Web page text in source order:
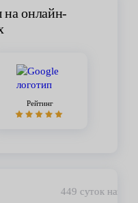
на онлайн-
Рейтинг
449 суток назад